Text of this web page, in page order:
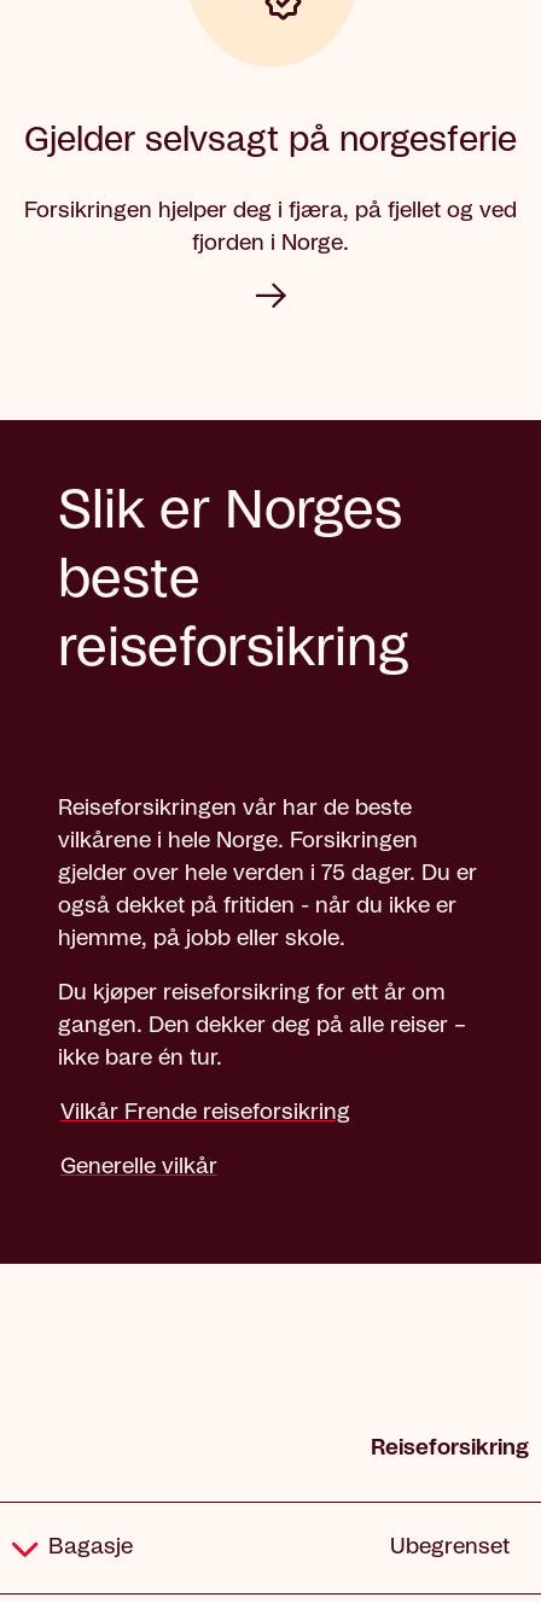
Gjelder selvsagt på norgesferie
Forsikringen hjelper deg i fjæra, på fjellet og ved
fjorden i Norge.
Slik er Norges
beste
reiseforsikring
Reiseforsikringen vår har de beste
vilkårene i hele Norge. Forsikringen
gjelder over hele verden i 75 dager. Du er
også dekket på fritiden - når du ikke er
hjemme, på jobb eller skole.
Du kjøper reiseforsikring for ett år om
gangen. Den dekker deg på alle reiser –
ikke bare én tur.
Vilkår Frende reiseforsikring
Generelle vilkår
Reiseforsikring
Bagasje Ubegrenset